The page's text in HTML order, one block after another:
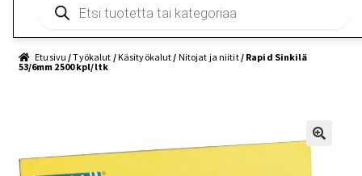
search
Etusivu /Työkalut /Käsityökalut / Nitojat ja niitit/ Rapid Sinkilä
53/6mm 2500 kpl/ltk